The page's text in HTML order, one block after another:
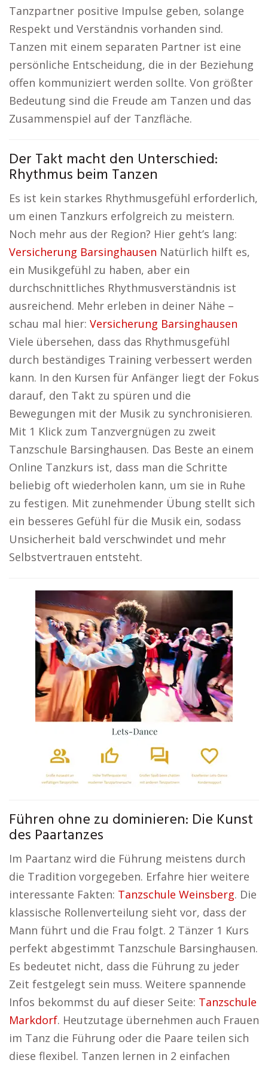
Tanzpartner positive Impulse geben, solange
Respekt und Verständnis vorhanden sind.
Tanzen mit einem separaten Partner ist eine
persönliche Entscheidung, die in der Beziehung
offen kommuniziert werden sollte. Von größter
Bedeutung sind die Freude am Tanzen und das
Zusammenspiel auf der Tanzfläche.
Der Takt macht den Unterschied:
Rhythmus beim Tanzen
Es ist kein starkes Rhythmusgefühl erforderlich,
um einen Tanzkurs erfolgreich zu meistern.
Noch mehr aus der Region? Hier geht’s lang:
Versicherung Barsinghausen Natürlich hilft es,
ein Musikgefühl zu haben, aber ein
durchschnittliches Rhythmusverständnis ist
ausreichend. Mehr erleben in deiner Nähe –
schau mal hier: Versicherung Barsinghausen
Viele übersehen, dass das Rhythmusgefühl
durch beständiges Training verbessert werden
kann. In den Kursen für Anfänger liegt der Fokus
darauf, den Takt zu spüren und die
Bewegungen mit der Musik zu synchronisieren.
Mit 1 Klick zum Tanzvergnügen zu zweit
Tanzschule Barsinghausen. Das Beste an einem
Online Tanzkurs ist, dass man die Schritte
beliebig oft wiederholen kann, um sie in Ruhe
zu festigen. Mit zunehmender Übung stellt sich
ein besseres Gefühl für die Musik ein, sodass
Unsicherheit bald verschwindet und mehr
Selbstvertrauen entsteht.
Führen ohne zu dominieren: Die Kunst
des Paartanzes
Im Paartanz wird die Führung meistens durch
die Tradition vorgegeben. Erfahre hier weitere
interessante Fakten: Tanzschule Weinsberg. Die
klassische Rollenverteilung sieht vor, dass der
Mann führt und die Frau folgt. 2 Tänzer 1 Kurs
perfekt abgestimmt Tanzschule Barsinghausen.
Es bedeutet nicht, dass die Führung zu jeder
Zeit festgelegt sein muss. Weitere spannende
Infos bekommst du auf dieser Seite: Tanzschule
Markdorf. Heutzutage übernehmen auch Frauen
im Tanz die Führung oder die Paare teilen sich
diese flexibel. Tanzen lernen in 2 einfachen